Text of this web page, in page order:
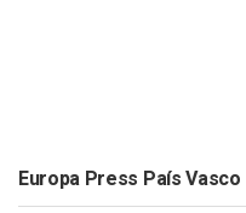
Europa Press País Vasco